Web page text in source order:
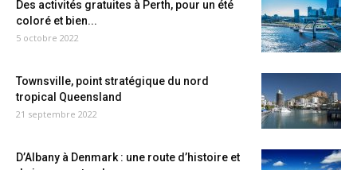
Des activités gratuites à Perth, pour un été
coloré et bien...
5 octobre 2022
Townsville, point stratégique du nord
tropical Queensland
21 septembre 2022
D’Albany à Denmark : une route d’histoire et